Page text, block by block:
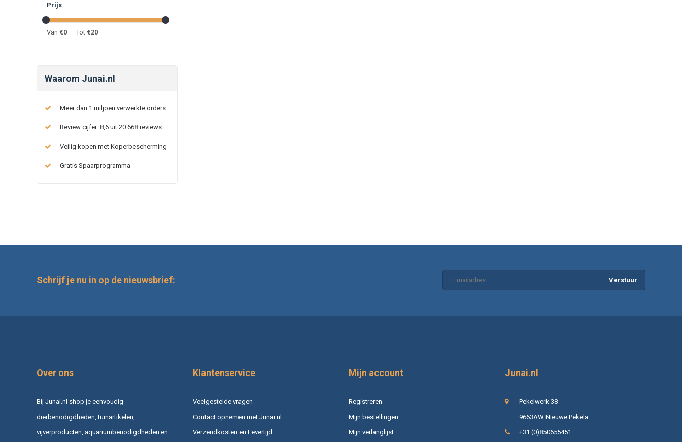
Prijs
Van €0 Tot €20
Waarom Junai.nl
Meer dan 1 miljoen verwerkte orders
Review cijfer: 8,6 uit 20.668 reviews
Veilig kopen met Koperbescherming
Gratis Spaarprogramma
Schrijf je nu in op de nieuwsbrief: Verstuur
Over ons
Bij Junai.nl shop je eenvoudig
dierbenodigdheden, tuinartikelen,
vijverproducten, aquariumbenodigdheden en
Klantenservice
Veelgestelde vragen
Contact opnemen met Junai.nl
Verzendkosten en Levertijd
Mijn account
Registreren
Mijn bestellingen
Mijn verlanglijst
Junai.nl
Pekelwerk 38
9663AW Nieuwe Pekela
+31 (0)850655451